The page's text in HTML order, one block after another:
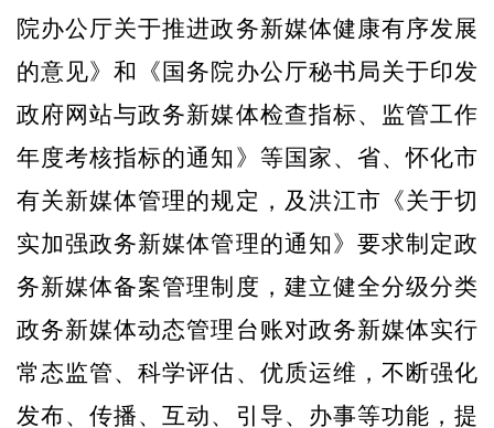
院办公厅关于推进政务新媒体健康有序发展
的意见》和《国务院办公厅秘书局关于印发
政府网站与政务新媒体检查指标、监管工作
年度考核指标的通知》等国家、省、怀化市
有关新媒体管理的规定，及洪江市《关于切
实加强政务新媒体管理的通知》要求制定政
务新媒体备案管理制度，建立健全分级分类
政务新媒体动态管理台账对政务新媒体实行
常态监管、科学评估、优质运维，不断强化
发布、传播、互动、引导、办事等功能，提